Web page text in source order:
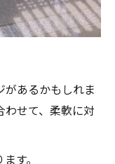
あるかもしれま
せて、柔軟に対
す。